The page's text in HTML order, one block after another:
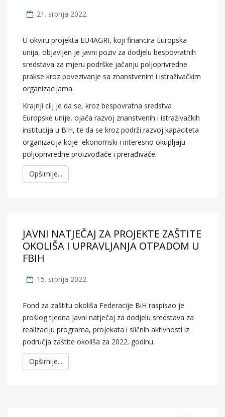
21. srpnja 2022.
U okviru projekta EU4AGRI, koji financira Europska
unija, objavljen je javni poziv za dodjelu bespovratnih
sredstava za mjeru podrške jačanju poljoprivredne
prakse kroz povezivanje sa znanstvenim i istraživačkim
organizacijama.
Krajnji cilj je da se, kroz bespovratna sredstva
Europske unije, ojača razvoj znanstvenih i istraživačkih
institucija u BiH, te da se kroz podrži razvoj kapaciteta
organizacija koje ekonomski i interesno okupljaju
poljoprivredne proizvođače i prerađivače.
Opširnije...
JAVNI NATJEČAJ ZA PROJEKTE ZAŠTITE
OKOLIŠA I UPRAVLJANJA OTPADOM U
FBIH
15. srpnja 2022.
Fond za zaštitu okoliša Federacije BiH raspisao je
prošlog tjedna javni natječaj za dodjelu sredstava za
realizaciju programa, projekata i sličnih aktivnosti iz
područja zaštite okoliša za 2022. godinu.
Opširnije...